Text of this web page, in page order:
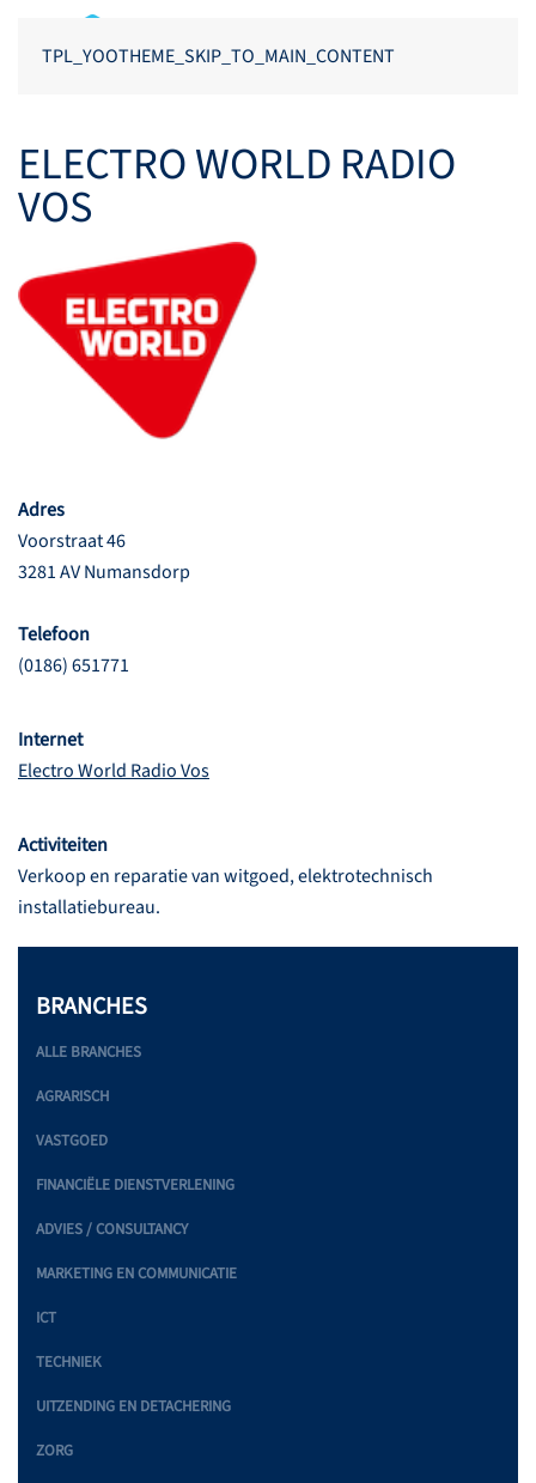
TPL_YOOTHEME_SKIP_TO_MAIN_CONTENT
ELECTRO WORLD RADIO
VOS
Adres
Voorstraat 46
3281 AV Numansdorp
Telefoon
(0186) 651771
Internet
Electro World Radio Vos
Activiteiten
Verkoop en reparatie van witgoed, elektrotechnisch
installatiebureau.
BRANCHES
ALLE BRANCHES
AGRARISCH
VASTGOED
FINANCIËLE DIENSTVERLENING
ADVIES / CONSULTANCY
MARKETING EN COMMUNICATIE
ICT
TECHNIEK
UITZENDING EN DETACHERING
ZORG